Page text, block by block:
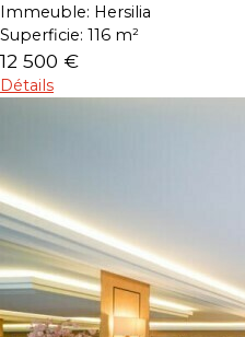
Immeuble: Hersilia
Superficie: 116 m²
12 500 €
Détails